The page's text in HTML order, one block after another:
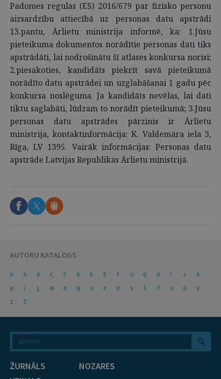
Padomes regulas (ES) 2016/679 par fizisko personu
aizsardzību attiecībā uz personas datu apstrādi
13.pantu, Ārlietu ministrija informē, ka: 1.Jūsu
pieteikuma dokumentos norādītie personas dati tiks
apstrādāti, lai nodrošinātu šī atlases konkursa norisi;
2.piesakoties, kandidāts piekrīt savā pieteikumā
norādīto datu apstrādei un uzglabāšanai 1 gadu pēc
konkursa noslēguma. Ja kandidāts nevēlas, lai dati
tiktu saglabāti, lūdzam to norādīt pieteikumā; 3.Jūsu
personas datu apstrādes pārzinis ir Ārlietu
ministrija, kontaktinformācija: K. Valdemāra iela 3,
Rīga, LV 1395. Vairāk informācijas: Personas datu
apstrāde Latvijas Republikas Ārlietu ministrijā.
AUTORU KATALOGS
A Ā B C Č D E Ē F G Ģ H I J
K
Ķ
L Ļ M N Ņ O P R S Š T U Ū
V
Z
Ž
ŽURNĀLS
NOZARES